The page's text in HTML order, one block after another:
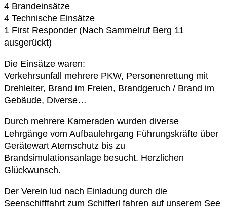
4 Brandeinsätze
4 Technische Einsätze
1 First Responder (Nach Sammelruf Berg 11
ausgerückt)
Die Einsätze waren:
Verkehrsunfall mehrere PKW, Personenrettung mit
Drehleiter, Brand im Freien, Brandgeruch / Brand im
Gebäude, Diverse…
Durch mehrere Kameraden wurden diverse
Lehrgänge vom Aufbaulehrgang Führungskräfte über
Gerätewart Atemschutz bis zu
Brandsimulationsanlage besucht. Herzlichen
Glückwunsch.
Der Verein lud nach Einladung durch die
Seenschifffahrt zum Schifferl fahren auf unserem See